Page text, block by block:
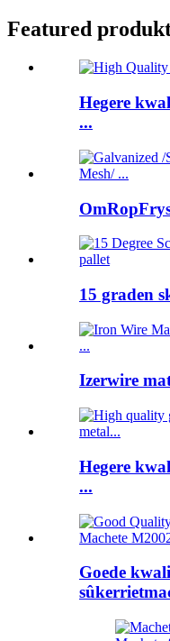
Featured
Hegere
...
15 graden
Izerwire
Hegere
...
Goede